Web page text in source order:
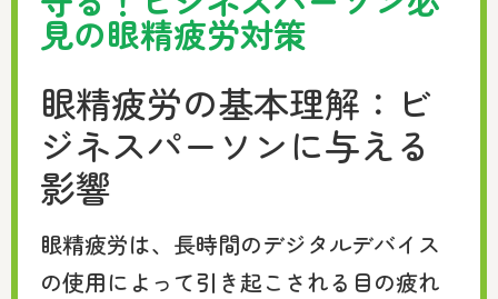
見の眼精疲労対策
眼精疲労の基本理解：ビ
ジネスパーソンに与える
影響
眼精疲労は、長時間のデジタルデバイス
の使用によって引き起こされる目の疲れ